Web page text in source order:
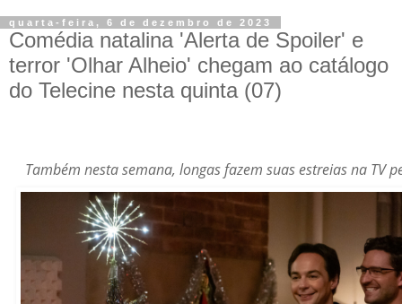
quarta-feira, 6 de dezembro de 2023
Comédia natalina 'Alerta de Spoiler' e
terror 'Olhar Alheio' chegam ao catálogo
do Telecine nesta quinta (07)
Também nesta semana, longas fazem suas estreias na TV